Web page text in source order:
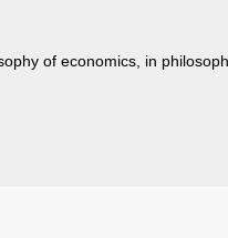
of economics, in